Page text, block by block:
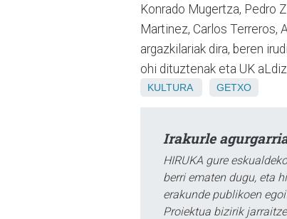
Konrado Mugertza, Pedro
Martinez, Carlos Terreros,
argazkilariak dira, beren
ohi dituztenak eta UK
KULTURA GETXO
Irakurle
HIRUKA gure
berri ematen dugu, eta
erakunde publikoen
Proiektua bizirik